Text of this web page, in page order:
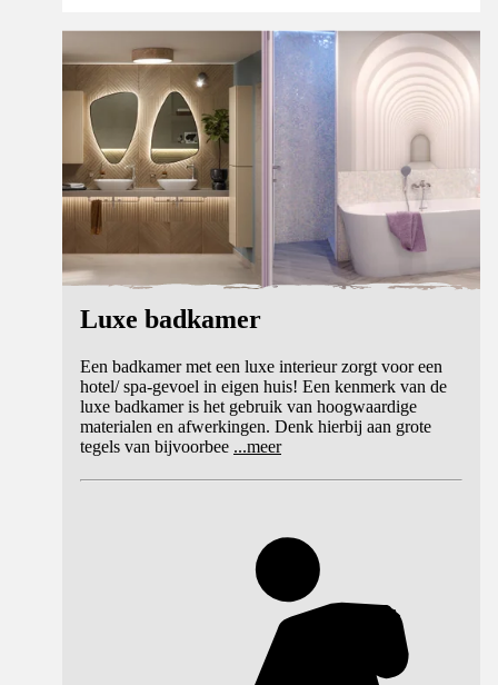
Luxe badkamer
Een badkamer met een luxe interieur zorgt voor een
hotel/ spa-gevoel in eigen huis! Een kenmerk van de
luxe badkamer is het gebruik van hoogwaardige
materialen en afwerkingen. Denk hierbij aan grote
tegels van bijvoorbee ...meer